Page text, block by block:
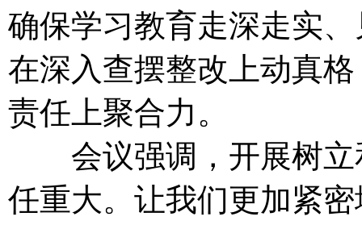
确保学习教育走深走实
在深入查摆整改上动真
责任上聚合力。
会议强调，开展树立
任重大。让我们更加紧